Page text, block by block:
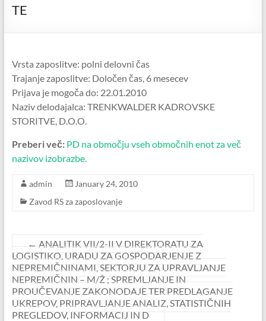
TE
Vrsta zaposlitve: polni delovni čas
Trajanje zaposlitve: Določen čas, 6 mesecev
Prijava je mogoča do: 22.01.2010
Naziv delodajalca: TRENKWALDER KADROVSKE
STORITVE, D.O.O.
Preberi več: PD na območju vseh območnih enot za več
nazivov izobrazbe.
admin
January 24, 2010
Zavod RS za zaposlovanje
← ANALITIK VII/2-II V DIREKTORATU ZA
LOGISTIKO, URADU ZA GOSPODARJENJE Z
NEPREMIČNINAMI, SEKTORJU ZA UPRAVLJANJE
NEPREMIČNIN – M/Ž ; SPREMLJANJE IN
PROUČEVANJE ZAKONODAJE TER PREDLAGANJE
UKREPOV, PRIPRAVLJANJE ANALIZ, STATISTIČNIH
PREGLEDOV, INFORMACIJ IN D